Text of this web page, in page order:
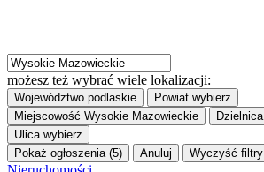
możesz też wybrać wiele lokalizacji:
Województwo podlaskie Powiat wybierz
Miejscowość Wysokie Mazowieckie Dzielnica
Ulica wybierz
Pokaż ogłoszenia (5)
Anuluj Wyczyść filtry